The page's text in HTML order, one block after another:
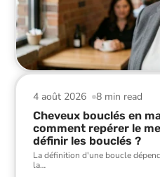
8 min read
4 août 2026
Cheveux bouclés en
comment repérer le
définir les bouclés ?
La définition d'une boucle
la…